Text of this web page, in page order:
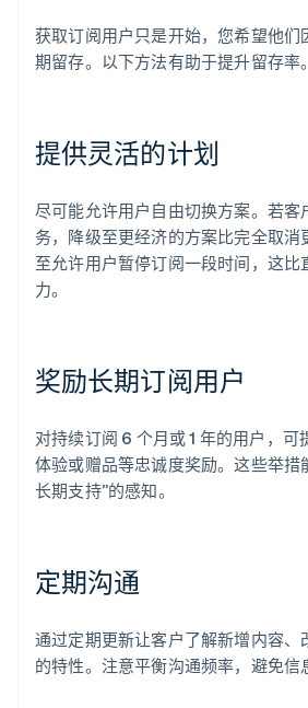
获取订阅用户只是开始，您希望他们
期留存。以下方法有助于提升留存率。
提供灵活的计划
尽可能允许用户自由切换方案。若客
务，降级至更经济的方案比完全取消
至允许用户暂停订阅一段时间，这比
力。
奖励长期订阅用户
对持续订阅 6 个月或 1 年的用户，
体验或赠品等忠诚度奖励。这些举措
长期支持”的感知。
定期沟通
通过定期更新让客户了解新增内容、
的特性。注意平衡沟通频率，避免信